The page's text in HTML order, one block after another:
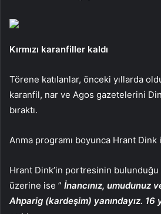
Kırmızı karanfiller kaldı
Törene katılanlar, önceki yıllarda
karanfil, nar ve Agos gazetelerini
bıraktı.
Anma programı boyunca Hrant Dink
Hrant Dink’in portresinin bulunduğu
üzerine ise ” İnancınız, umudunuz
Ahparig (kardeşim) yanındayız. 16